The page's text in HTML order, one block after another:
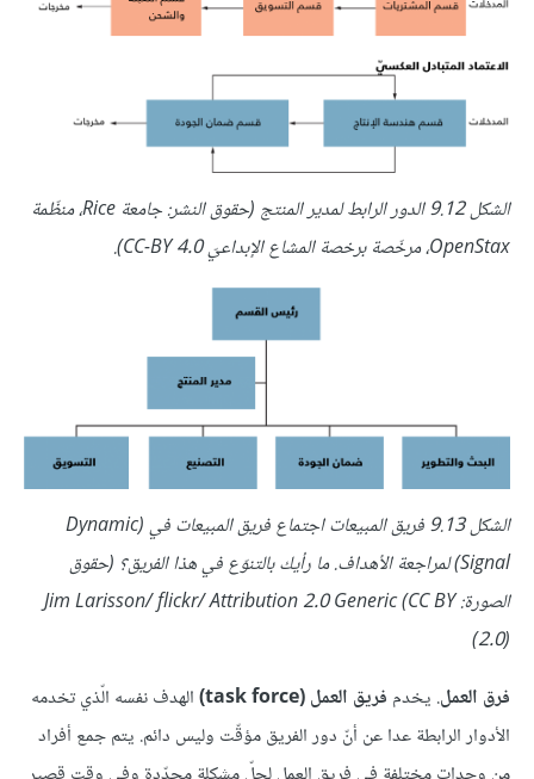
الشكل 9.12 الدور الرابط لمدير المنتج (حقوق النشر: جامعة Rice، منظّمة
OpenStax، مرخّصة برخصة المشاع الإبداعيّ CC-BY 4.0).
الشكل 9.13 فريق المبيعات اجتماع فريق المبيعات في (Dynamic
Signal) لمراجعة الأهداف. ما رأيك بالتنوّع في هذا الفريق؟ (حقوق
الصورة: Jim Larisson/ flickr/ Attribution 2.0 Generic (CC BY
2.0))
فرق العمل. يخدم فريق العمل (task force)
الهدف نفسه الّذي تخدمه
الأدوار الرابطة عدا عن أنّ دور الفريق مؤقّت وليس دائم. يتم جمع أفراد